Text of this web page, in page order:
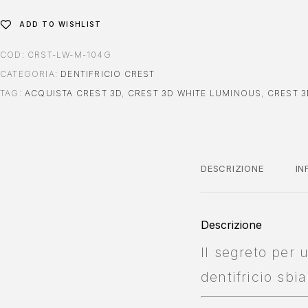
ADD TO WISHLIST
COD: CRST-LW-M-104G
CATEGORIA: DENTIFRICIO CREST
TAG: ACQUISTA CREST 3D CREST 3D WHITE LUMINOUS CREST
DESCRIZIONE
Descrizione
Il segreto per
dentifricio